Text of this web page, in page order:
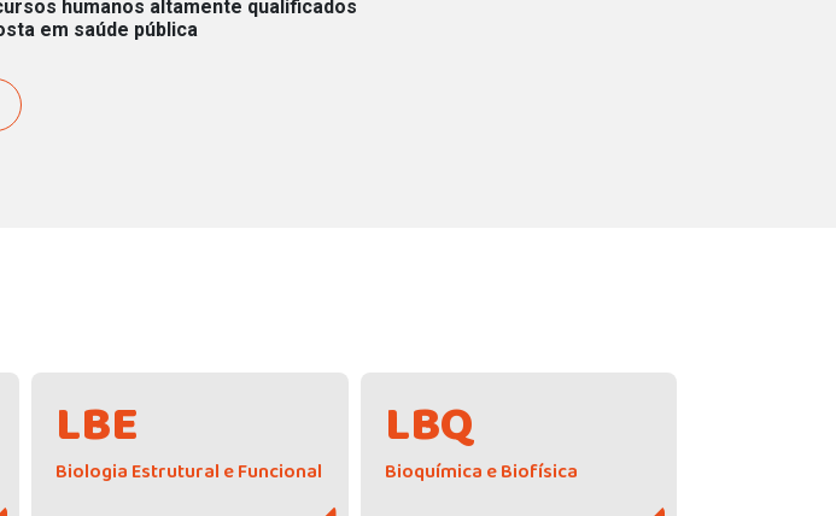
humanos altamente qualificados
em saúde pública
LBE
Biologia Estrutural e Funcional
LBQ
Bioquímica e Biofísica